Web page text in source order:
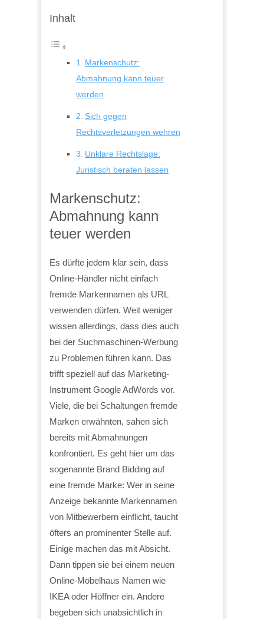
Inhalt
Markenschutz:
Abmahnung kann teuer
werden
Sich gegen
Rechtsverletzungen wehren
Unklare Rechtslage:
Juristisch beraten lassen
Markenschutz:
Abmahnung kann
teuer werden
Es dürfte jedem klar sein, dass
Online-Händler nicht einfach
fremde Markennamen als URL
verwenden dürfen. Weit weniger
wissen allerdings, dass dies auch
bei der Suchmaschinen-Werbung
zu Problemen führen kann. Das
trifft speziell auf das Marketing-
Instrument Google AdWords vor.
Viele, die bei Schaltungen fremde
Marken erwähnten, sahen sich
bereits mit Abmahnungen
konfrontiert. Es geht hier um das
sogenannte Brand Bidding auf
eine fremde Marke: Wer in seine
Anzeige bekannte Markennamen
von Mitbewerbern einflicht, taucht
öfters an prominenter Stelle auf.
Einige machen das mit Absicht.
Dann tippen sie bei einem neuen
Online-Möbelhaus Namen wie
IKEA oder Höffner ein. Andere
begeben sich unabsichtlich in